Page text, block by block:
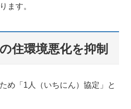
ます。
住環境悪化を抑制
め「1人（いちにん）協定」と